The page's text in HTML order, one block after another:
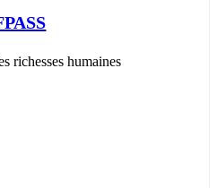
richesses humaines